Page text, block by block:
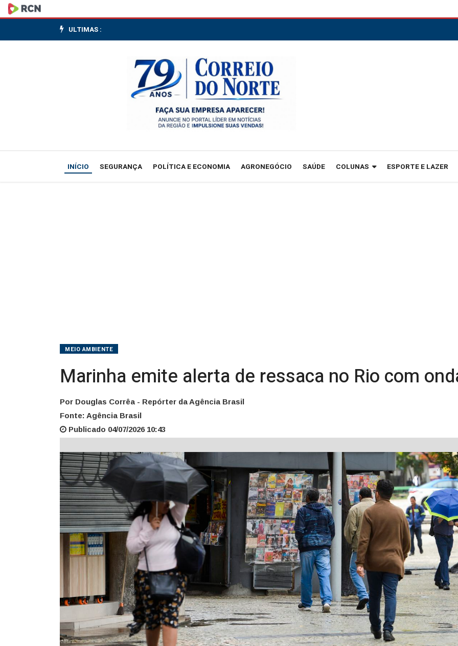
Marinha
emite
Rio
ULTIMAS :
INÍCIO SEGURANÇA POLÍTICA E ECONOMIA AGRONEGÓCIO SAÚDE COLUNAS ESPORTE E LAZER
MEIO AMBIENTE
Marinha emite alerta de ressaca no Rio com
Por Douglas Corrêa - Repórter da Agência Brasil
Fonte: Agência Brasil
Publicado 04/07/2026 10:43